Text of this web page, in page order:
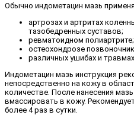
Обычно индометацин мазь
артрозах и артритах
тазобедренных суставов;
ревматоидном полиартрите;
остеохондрозе
различных ушибах и травмах.
Индометацин мазь инструкция
непосредственно на кожу в
количестве. После нанесения
вмассировать в кожу.
более 4 раз в сутки.